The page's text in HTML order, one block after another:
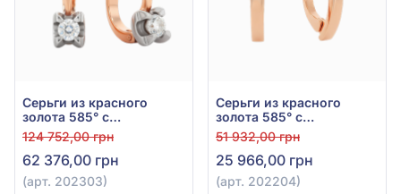
Серьги из красного
золота 585° с
бриллиантом 0,26ct, арт.
202303
124 752,00 грн
62 376,00 грн
(арт. 202303)
Серьги из красного
золота 585° с
бриллиантами 0,085ct,
арт. 202204
51 932,00 грн
25 966,00 грн
(арт. 202204)